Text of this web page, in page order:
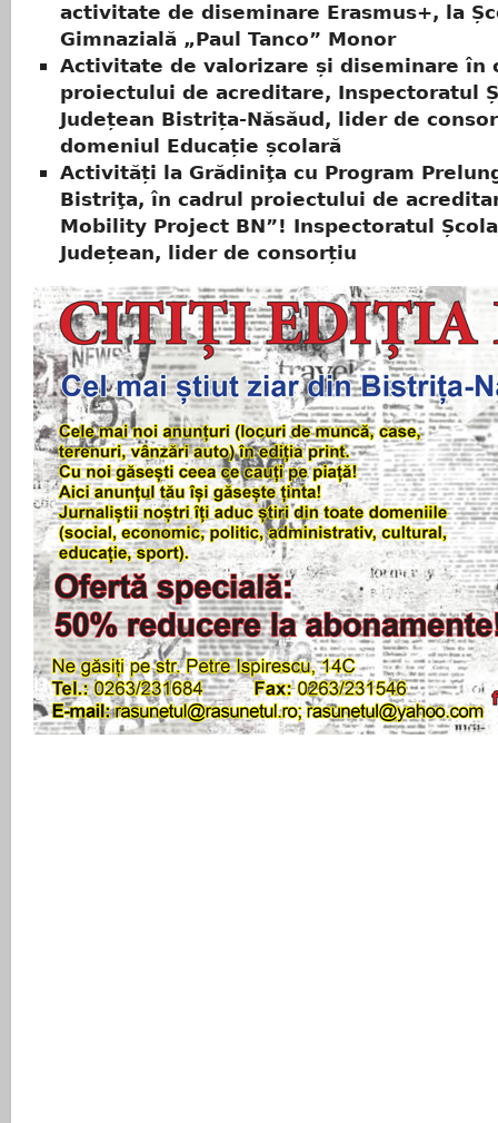
activitate de diseminare Erasmus+, la
Gimnazială „Paul Tanco” Monor
Activitate de valorizare și diseminare în
proiectului de acreditare, Inspectoratul
Județean Bistrița-Năsăud, lider de
domeniul Educație școlară
Activități la Grădiniţa cu Program
Bistriţa, în cadrul proiectului de
Mobility Project BN”! Inspectoratul
Județean, lider de consorțiu